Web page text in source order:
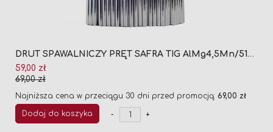
DRUT SPAWALNICZY PRĘT SAFRA TIG AlMg4,5Mn/5183 FI 2,0 (1KG)
Cena
promocyjna
59,00 zł
69,00 zł
Najniższa cena w przeciągu 30 dni przed promocją: 69,00 zł
Dodaj do koszyka - +